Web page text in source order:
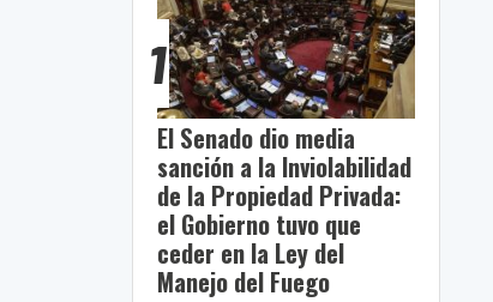
1
El Senado dio media
sanción a la Inviolabilidad
de la Propiedad Privada:
el Gobierno tuvo que
ceder en la Ley del
Manejo del Fuego